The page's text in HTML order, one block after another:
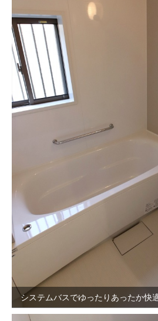
システムバスでゆったりあったか快